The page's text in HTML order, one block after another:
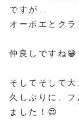
ですが…
オーボエとク
仲良しですね😁
そしてそして
久しぶりに、
ました！😍